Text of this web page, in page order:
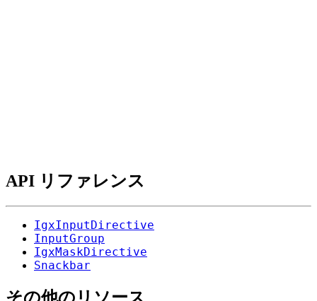
API リファレンス
IgxInputDirective
InputGroup
IgxMaskDirective
Snackbar